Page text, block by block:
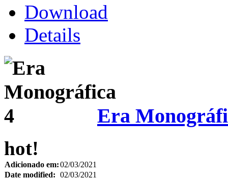
Download
Details
Era
hot!
Adicionado em:02/03/2021
Date modified: 02/03/2021